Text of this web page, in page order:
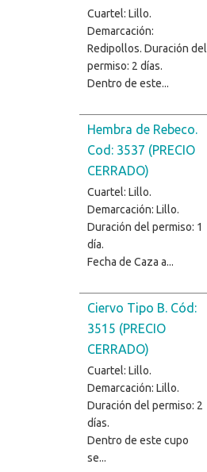
Cuartel: Lillo.
Demarcación:
Redipollos. Duración del
permiso: 2 días.
Dentro de este...
Hembra de Rebeco.
Cod: 3537 (PRECIO
CERRADO)
Cuartel: Lillo.
Demarcación: Lillo.
Duración del permiso: 1
día.
Fecha de Caza a...
Ciervo Tipo B. Cód:
3515 (PRECIO
CERRADO)
Cuartel: Lillo.
Demarcación: Lillo.
Duración del permiso: 2
días.
Dentro de este cupo
se...